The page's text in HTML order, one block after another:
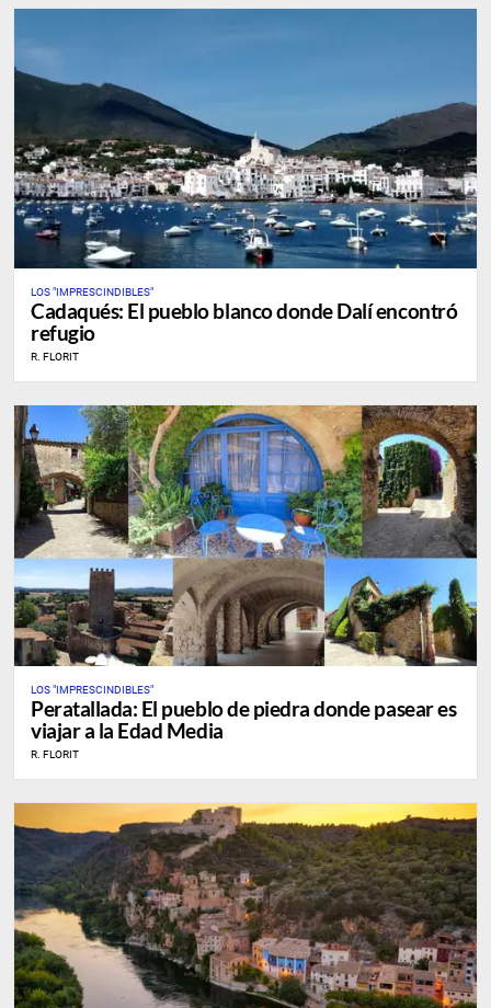
LOS "IMPRESCINDIBLES"
Cadaqués: El pueblo blanco donde Dalí encontró
refugio
R. FLORIT
LOS "IMPRESCINDIBLES"
Peratallada: El pueblo de piedra donde pasear es
viajar a la Edad Media
R. FLORIT